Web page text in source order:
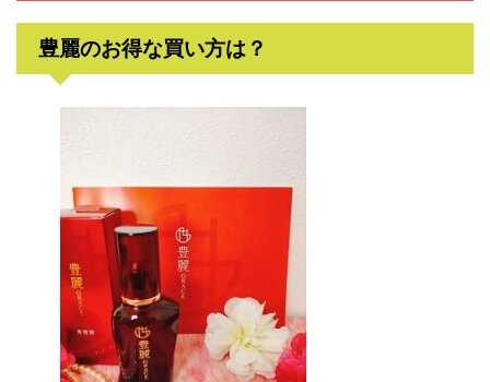
豊麗のお得な買い方は？